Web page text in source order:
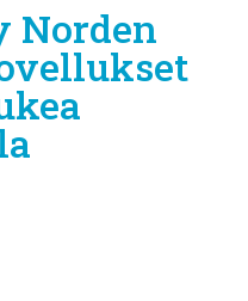
Norden